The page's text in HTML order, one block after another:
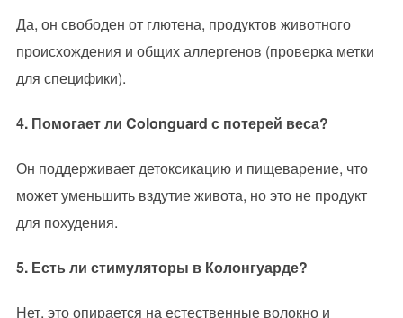
Да, он свободен от глютена, продуктов животного
происхождения и общих аллергенов (проверка метки
для специфики).
4. Помогает ли Colonguard с потерей веса?
Он поддерживает детоксикацию и пищеварение, что
может уменьшить вздутие живота, но это не продукт
для похудения.
5. Есть ли стимуляторы в Колонгуарде?
Нет, это опирается на естественные волокно и